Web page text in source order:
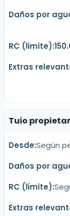
Tuio
Según